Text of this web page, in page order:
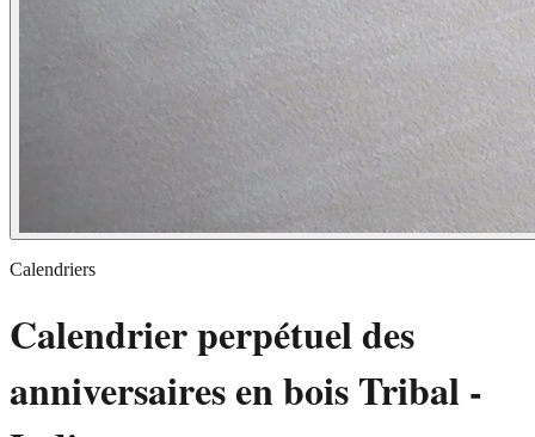
Calendriers
Calendrier perpétuel des
anniversaires en bois Tribal -